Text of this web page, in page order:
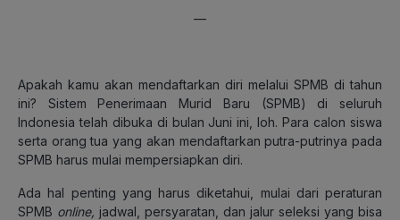
—
Apakah kamu akan mendaftarkan diri melalui SPMB di tahun
ini? Sistem Penerimaan Murid Baru (SPMB) di seluruh
Indonesia telah dibuka di bulan Juni ini, loh. Para calon siswa
serta orang tua yang akan mendaftarkan putra-putrinya pada
SPMB harus mulai mempersiapkan diri.
Ada hal penting yang harus diketahui, mulai dari peraturan
SPMB online, jadwal, persyaratan, dan jalur seleksi yang bisa